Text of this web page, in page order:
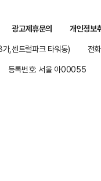
광고제휴문의
개인정보
,센트럴파크 타워동)
전
등록번호: 서울 아00055